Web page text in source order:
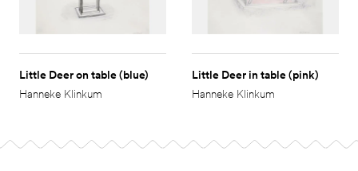
Little Deer on table (blue)
Hanneke Klinkum
Little Deer in table (pink)
Hanneke Klinkum